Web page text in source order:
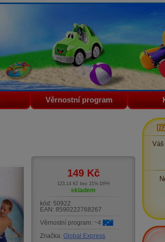
Věrnostní program
149 Kč
123,14 Kč bez 21% DPH
skladem
kód: 50922
EAN: 8590222768267
Věrnostní program: ~4
Značka: Global Express